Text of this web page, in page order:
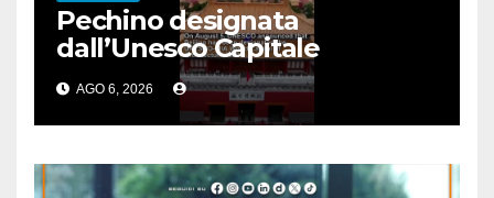
Pechino designata
dall’Unesco Capitale
mondiale dell’architettura
2029
AGO 6, 2026